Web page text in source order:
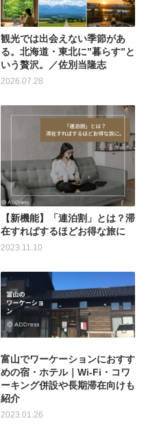
観光では出会えない季節があ
る。北海道・東北に”暮らす”と
いう贅沢。／佐別当隆志
2026.07.28
【新機能】「連泊割」とは？滞
在すればするほどお得な旅に
2023.11.10
富山でワーケーションにおすす
めの宿・ホテル｜Wi-Fi・コワ
ーキング併設や長期滞在向けも
紹介
2023.01.26